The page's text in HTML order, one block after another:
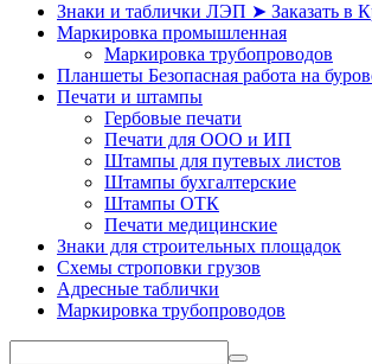
Знаки и таблички ЛЭП ➤ Заказать в
Маркировка промышленная
Маркировка трубопроводов
Планшеты Безопасная работа на
Печати и штампы
Гербовые печати
Печати для ООО и ИП
Штампы для путевых листов
Штампы бухгалтерские
Штампы ОТК
Печати медицинские
Знаки для строительных площадок
Схемы строповки грузов
Адресные таблички
Маркировка трубопроводов